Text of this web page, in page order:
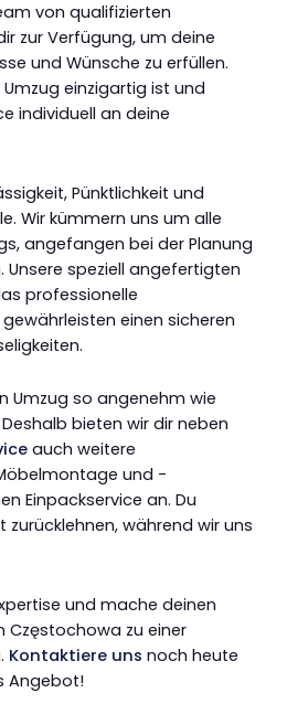
von qualifizierten
zur Verfügung, um deine
und Wünsche zu erfüllen.
einzigartig ist und
individuell an deine
Pünktlichkeit und
Wir kümmern uns um alle
angefangen bei der Planung
Unsere speziell angefertigten
professionelle
einen sicheren
Umzug so angenehm wie
bieten wir dir neben
auch weitere
und -
Einpackservice an. Du
während wir uns
und mache deinen
Częstochowa zu einer
Kontaktiere uns noch heute
Angebot!